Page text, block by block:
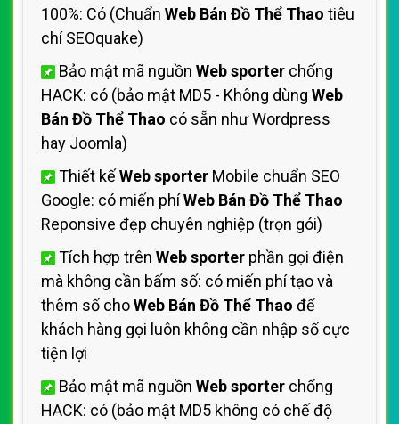
100%: Có (Chuẩn Web Bán Đồ Thể Thao tiêu
chí SEOquake)
Bảo mật mã nguồn Web sporter chống
HACK: có (bảo mật MD5 - Không dùng Web
Bán Đồ Thể Thao có sẵn như Wordpress
hay Joomla)
Thiết kếWeb sporter Mobile chuẩn SEO
Google: có miến phíWeb Bán Đồ Thể Thao
Reponsive đẹp chuyên nghiệp (trọn gói)
Tích hợp trên Web sporter phần gọi điện
mà không cần bấm số: có miến phí tạo và
thêm số choWeb Bán Đồ Thể Thao để
khách hàng gọi luôn không cần nhập số cực
tiện lợi
Bảo mật mã nguồn Web sporter chống
HACK: có (bảo mật MD5 không có chế độ